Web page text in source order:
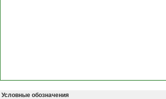
Условные обозначения